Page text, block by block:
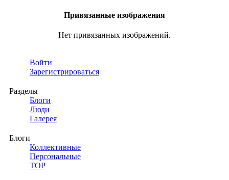
Привязанные изображения
Нет привязанных изображений.
Войти
Зарегистрироваться
Разделы
Блоги
Люди
Галерея
Блоги
Коллективные
Персональные
TOP